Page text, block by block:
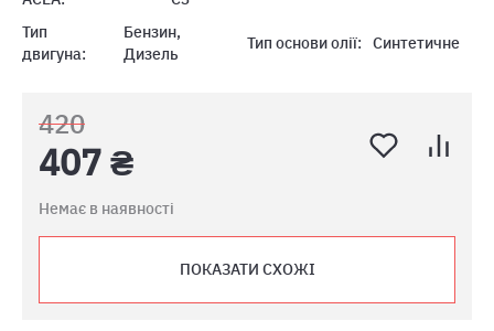
Тип
двигуна:
Бензин,
Дизель
Тип основи олії: Синтетичне
420
407 ₴
Немає в наявності
ПОКАЗАТИ СХОЖІ